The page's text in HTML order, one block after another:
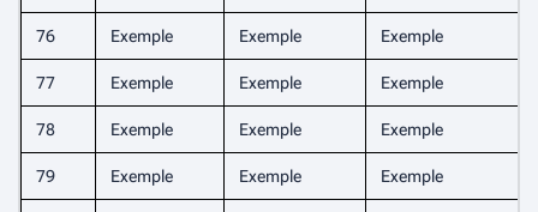
76 Exemple Exemple Exemple
77 Exemple Exemple Exemple
78 Exemple Exemple Exemple
79 Exemple Exemple Exemple